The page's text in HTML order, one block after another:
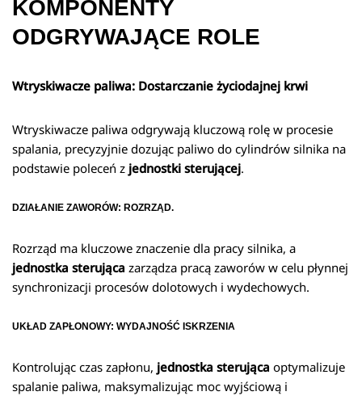
KOMPONENTY
ODGRYWAJĄCE ROLE
Wtryskiwacze paliwa: Dostarczanie życiodajnej krwi
Wtryskiwacze paliwa odgrywają kluczową rolę w procesie
spalania, precyzyjnie dozując paliwo do cylindrów silnika na
podstawie poleceń z jednostki sterującej.
DZIAŁANIE ZAWORÓW: ROZRZĄD.
Rozrząd ma kluczowe znaczenie dla pracy silnika, a
jednostka sterująca zarządza pracą zaworów w celu płynnej
synchronizacji procesów dolotowych i wydechowych.
UKŁAD ZAPŁONOWY: WYDAJNOŚĆ ISKRZENIA
Kontrolując czas zapłonu, jednostka sterująca optymalizuje
spalanie paliwa, maksymalizując moc wyjściową i